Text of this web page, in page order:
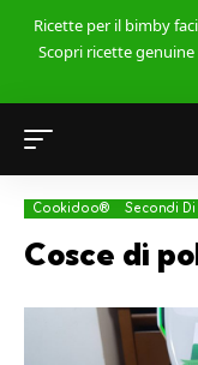
Ricette per il bimby
Scopri ricette
Cookidoo® Secondi Di
Cosce di